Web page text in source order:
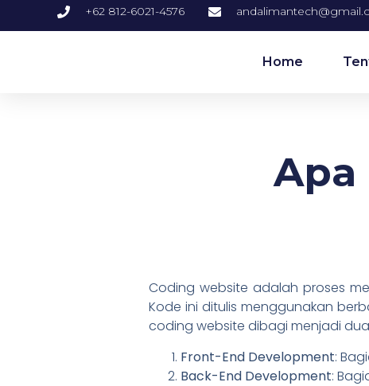
+62 812-6021-4576
Home
Apa
Coding website adalah proses
Kode ini ditulis menggunakan
coding website dibagi menjadi
Front-End Development:
Back-End Development: